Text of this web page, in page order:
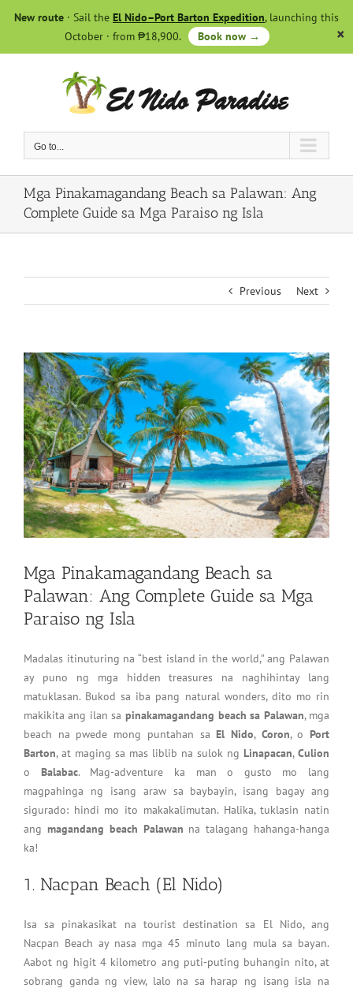
New route · Sail the El Nido–Port Barton Expedition, launching this
October · from ₱18,900.
Book now →
Go to...
Mga Pinakamagandang Beach sa Palawan: Ang
Complete Guide sa Mga Paraiso ng Isla
Previous Next
Mga Pinakamagandang Beach sa
Palawan: Ang Complete Guide sa Mga
Paraiso ng Isla
Madalas itinuturing na “best island in the world,” ang Palawan
ay puno ng mga hidden treasures na naghihintay lang
matuklasan. Bukod sa iba pang natural wonders, dito mo rin
makikita ang ilan sa pinakamagandang beach sa Palawan, mga
beach na pwede mong puntahan sa El Nido, Coron, o Port
Barton, at maging sa mas liblib na sulok ng Linapacan,Culion
o Balabac. Mag-adventure ka man o gusto mo lang
magpahinga ng isang araw sa baybayin, isang bagay ang
sigurado: hindi mo ito makakalimutan. Halika, tuklasin natin
ang magandang beach Palawan na talagang hahanga-hanga
ka!
1. Nacpan Beach (El Nido)
Isa sa pinakasikat na tourist destination sa El Nido, ang
Nacpan Beach ay nasa mga 45 minuto lang mula sa bayan.
Aabot ng higit 4 kilometro ang puti-puting buhangin nito, at
sobrang ganda ng view, lalo na sa harap ng isang isla na